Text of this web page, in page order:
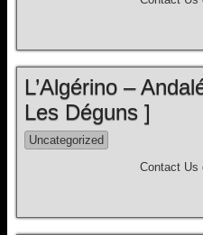
L’Algérino –
Les Déguns ]
Uncategorized
Contact Us